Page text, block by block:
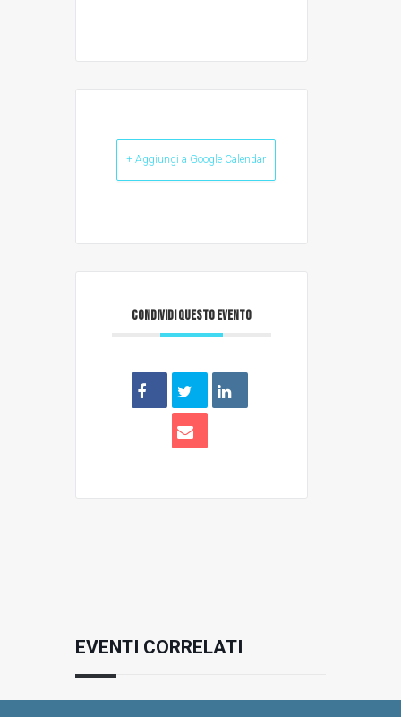
+ Aggiungi a Google Calendar
CONDIVIDI QUESTO EVENTO
EVENTI CORRELATI